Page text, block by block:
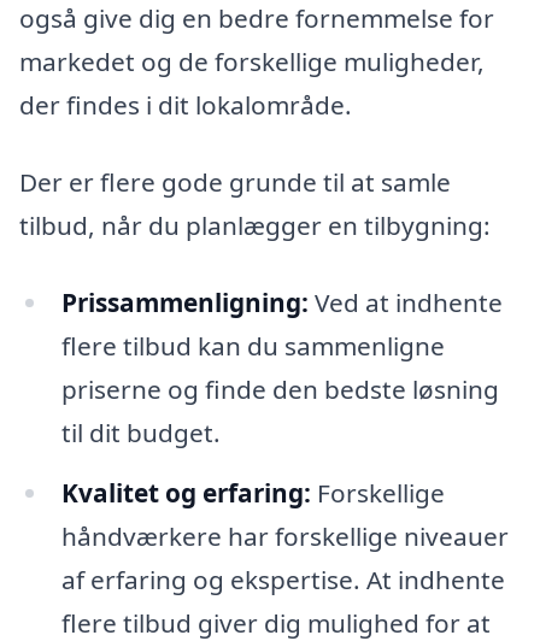
også give dig en bedre fornemmelse for
markedet og de forskellige muligheder,
der findes i dit lokalområde.
Der er flere gode grunde til at samle
tilbud, når du planlægger en tilbygning:
Prissammenligning: Ved at indhente
flere tilbud kan du sammenligne
priserne og finde den bedste løsning
til dit budget.
Kvalitet og erfaring: Forskellige
håndværkere har forskellige niveauer
af erfaring og ekspertise. At indhente
flere tilbud giver dig mulighed for at